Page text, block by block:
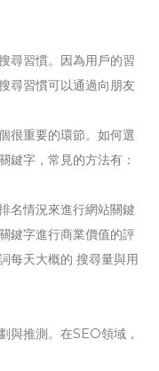
尋習慣。因為用戶的習
尋習慣可以通過向朋友
很重要的環節。如何選
鍵字，常見的方法有：
名情況來進行網站關鍵
鍵字進行商業價值的評
每天大概的 搜尋量與用
與推測。在SEO領域，